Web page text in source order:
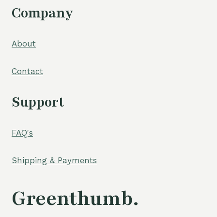
Company
About
Contact
Support
FAQ's
Shipping & Payments
Greenthumb.